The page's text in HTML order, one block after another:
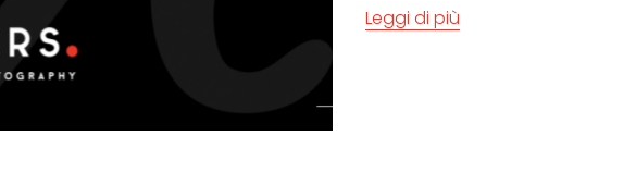
Leggi di più